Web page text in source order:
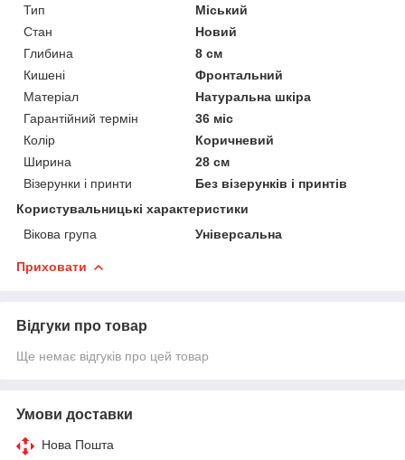
Тип
Міський
Стан
Новий
Глибина
8 см
Кишені
Фронтальний
Матеріал
Натуральна шкіра
Гарантійний термін
36 міс
Колір
Коричневий
Ширина
28 см
Візерунки і принти
Без візерунків і принтів
Користувальницькі характеристики
Вікова група
Універсальна
Приховати
Відгуки про товар
Ще немає відгуків про цей товар
Умови доставки
Нова Пошта